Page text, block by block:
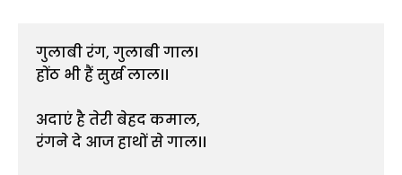
गुलाबी रंग, गुलाबी गाल।
होंठ भी हैं सुर्ख लाल।।
अदाएं है तेरी बेहद कमाल,
रंगने दे आज हाथों से गाल।।